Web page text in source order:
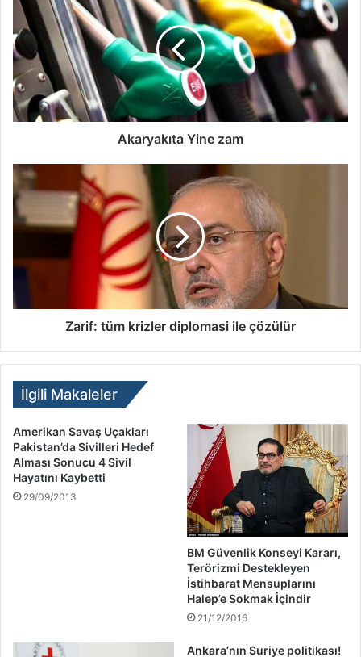
Akaryakıta Yine zam
Zarif: tüm krizler diplomasi ile çözülür
İlgili Makaleler
Amerikan Savaş Uçakları
Pakistan’da Sivilleri Hedef
Alması Sonucu 4 Sivil
Hayatını Kaybetti
29/09/2013
BM Güvenlik Konseyi Kararı,
Terörizmi Destekleyen
İstihbarat Mensuplarını
Halep’e Sokmak İçindir
21/12/2016
Ankara’nın Suriye politikası!